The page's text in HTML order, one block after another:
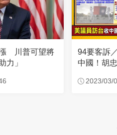
川普可望將
力」
94要客訴
中國！胡
2023/03/